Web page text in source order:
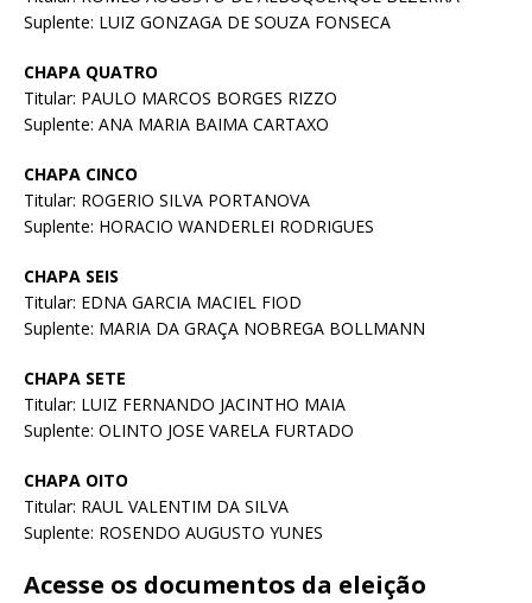
Suplente: LUIZ GONZAGA DE SOUZA FONSECA
CHAPA QUATRO
Titular: PAULO MARCOS BORGES RIZZO
Suplente: ANA MARIA BAIMA CARTAXO
CHAPA CINCO
Titular: ROGERIO SILVA PORTANOVA
Suplente: HORACIO WANDERLEI RODRIGUES
CHAPA SEIS
Titular: EDNA GARCIA MACIEL FIOD
Suplente: MARIA DA GRAÇA NOBREGA BOLLMANN
CHAPA SETE
Titular: LUIZ FERNANDO JACINTHO MAIA
Suplente: OLINTO JOSE VARELA FURTADO
CHAPA OITO
Titular: RAUL VALENTIM DA SILVA
Suplente: ROSENDO AUGUSTO YUNES
Acesse os documentos da eleição